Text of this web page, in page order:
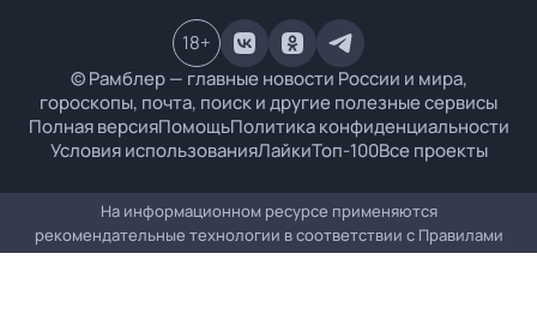
© Рамблер — главные новости России и мира,
гороскопы, почта, поиск и другие полезные сервисы
Полная версияПомощьПолитика конфиденциальности
Условия использованияЛайкиТоп-100Все проекты
18+
На информационном ресурсе применяются
рекомендательные технологии в соответствии с Правилами